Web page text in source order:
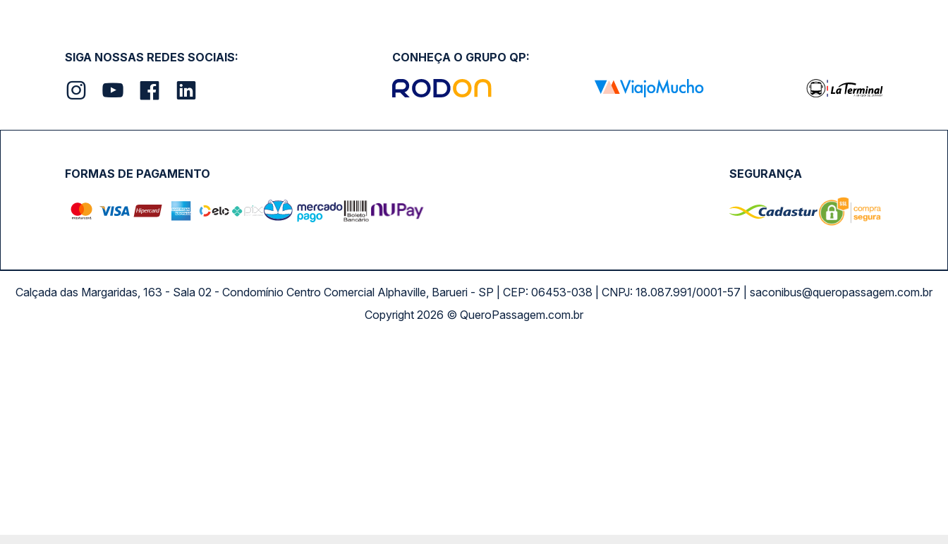
SIGA NOSSAS REDES SOCIAIS: CONHEÇA O GRUPO QP:
FORMAS DE PAGAMENTO SEGURANÇA
Calçada das Margaridas, 163 - Sala 02 - Condomínio Centro Comercial Alphaville, Barueri - SP | CEP: 06453-038 | CNPJ: 18.087.991/0001-57 | saconibus@queropassagem.com.br
Copyright 2026 © QueroPassagem.com.br